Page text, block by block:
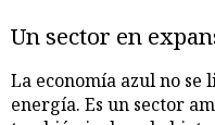
Un sector en
La economía azul no
energía. Es un sector